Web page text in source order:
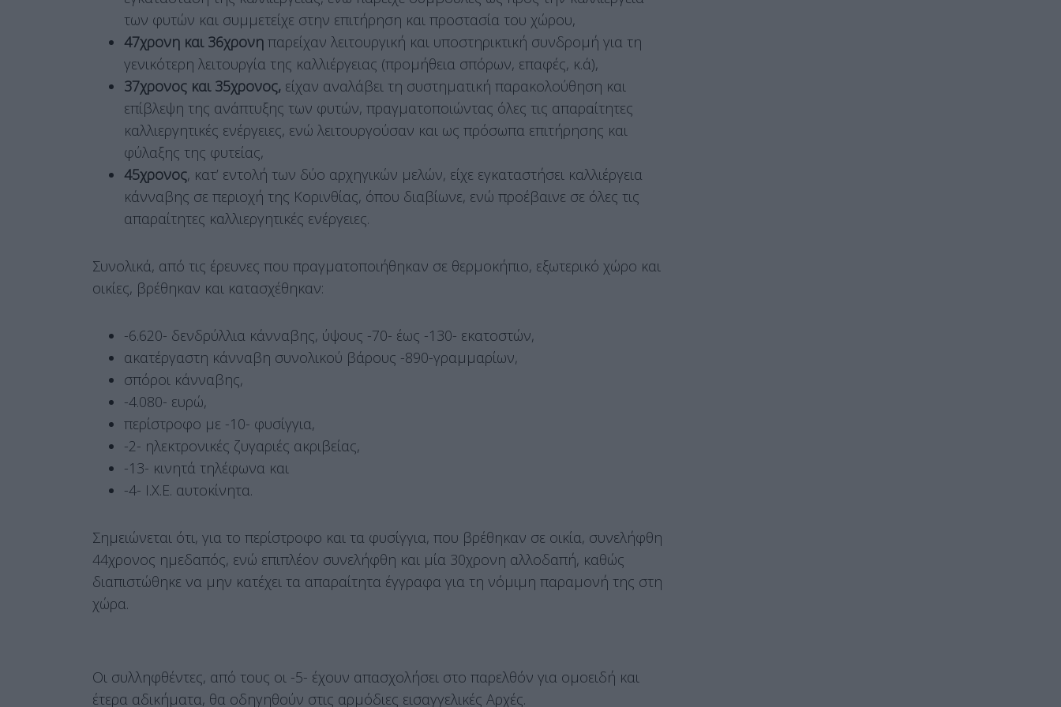
των φυτών και συμμετείχε στην επιτήρηση και προστασία του χώρου,
47χρονη και 36χρονη παρείχαν λειτουργική και υποστηρικτική συνδρομή για τη
γενικότερη λειτουργία της καλλιέργειας (προμήθεια σπόρων, επαφές, κ.ά),
37χρονος και 35χρονος, είχαν αναλάβει τη συστηματική παρακολούθηση και
επίβλεψη της ανάπτυξης των φυτών, πραγματοποιώντας όλες τις απαραίτητες
καλλιεργητικές ενέργειες, ενώ λειτουργούσαν και ως πρόσωπα επιτήρησης και
φύλαξης της φυτείας,
45χρονος, κατ’ εντολή των δύο αρχηγικών μελών, είχε εγκαταστήσει καλλιέργεια
κάνναβης σε περιοχή της Κορινθίας, όπου διαβίωνε, ενώ προέβαινε σε όλες τις
απαραίτητες καλλιεργητικές ενέργειες.
Συνολικά, από τις έρευνες που πραγματοποιήθηκαν σε θερμοκήπιο, εξωτερικό χώρο και
οικίες, βρέθηκαν και κατασχέθηκαν:
-6.620- δενδρύλλια κάνναβης, ύψους -70- έως -130- εκατοστών,
ακατέργαστη κάνναβη συνολικού βάρους -890-γραμμαρίων,
σπόροι κάνναβης,
-4.080- ευρώ,
περίστροφο με -10- φυσίγγια,
-2- ηλεκτρονικές ζυγαριές ακριβείας,
-13- κινητά τηλέφωνα και
-4- Ι.Χ.Ε. αυτοκίνητα.
Σημειώνεται ότι, για το περίστροφο και τα φυσίγγια, που βρέθηκαν σε οικία, συνελήφθη
44χρονος ημεδαπός, ενώ επιπλέον συνελήφθη και μία 30χρονη αλλοδαπή, καθώς
διαπιστώθηκε να μην κατέχει τα απαραίτητα έγγραφα για τη νόμιμη παραμονή της στη
χώρα.
Οι συλληφθέντες, από τους οι -5- έχουν απασχολήσει στο παρελθόν για ομοειδή και
έτερα αδικήματα, θα οδηγηθούν στις αρμόδιες εισαγγελικές Αρχές.